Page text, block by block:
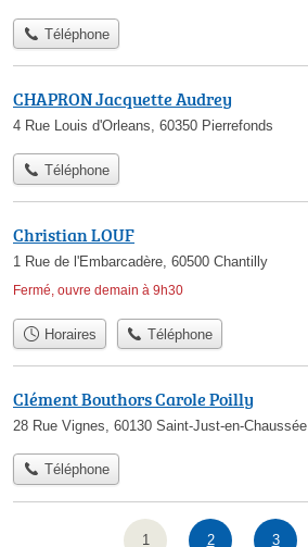
Téléphone
CHAPRON Jacquette Audrey
4 Rue Louis d'Orleans, 60350 Pierrefonds
Téléphone
Christian LOUF
1 Rue de l'Embarcadère, 60500 Chantilly
Fermé, ouvre demain à 9h30
Horaires Téléphone
Clément Bouthors Carole Poilly
28 Rue Vignes, 60130 Saint-Just-en-Chaussée
Téléphone
1 2 3